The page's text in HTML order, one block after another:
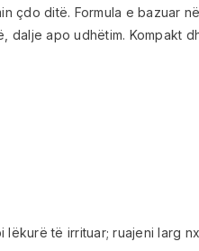
çdo ditë. Formula e bazuar në
apo udhëtim. Kompakt
lëkurë të irrituar; ruajeni larg